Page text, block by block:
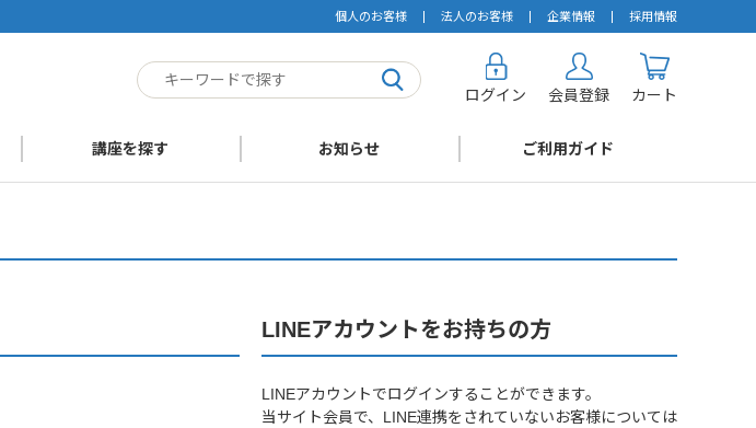
個人のお客様 法人のお客様 企業情報 採用情報
ログイン 会員登録 カート
講座を探す お知らせ ご利用ガイド
LINEアカウントをお持ちの方
LINEアカウントでログインすることができます。
当サイト会員で、LINE連携をされていないお客様については